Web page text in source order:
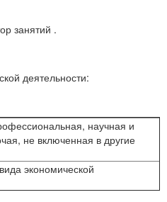
занятий .
деятельности:
научная и
не включенная в другие
экономической